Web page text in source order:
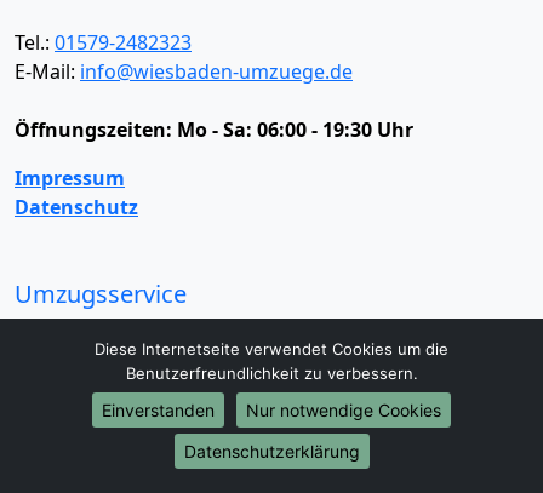
Tel.: 01579-2482323
E-Mail: info@wiesbaden-umzuege.de
Öffnungszeiten: Mo - Sa: 06:00 - 19:30 Uhr
Impressum
Datenschutz
Umzugsservice
Fernumzug
Firmenumzug
Laborumzug
Mini Umzug
Praxisumzug
Privatumzug
Seniorenumzug
Studentenumzug
Beiladung
Halteverbotszone
Klaviertransport
Diese Internetseite verwendet Cookies um die
Benutzerfreundlichkeit zu verbessern.
Einverstanden
Nur notwendige Cookies
Datenschutzerklärung